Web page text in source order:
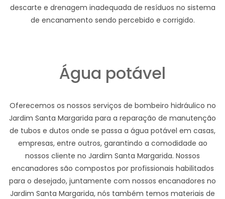
descarte e drenagem inadequada de resíduos no sistema
de encanamento sendo percebido e corrigido.
Água potável
Oferecemos os nossos serviços de bombeiro hidráulico no
Jardim Santa Margarida para a reparação de manutenção
de tubos e dutos onde se passa a água potável em casas,
empresas, entre outros, garantindo a comodidade ao
nossos cliente no Jardim Santa Margarida. Nossos
encanadores são compostos por profissionais habilitados
para o desejado, juntamente com nossos encanadores no
Jardim Santa Margarida, nós também temos materiais de